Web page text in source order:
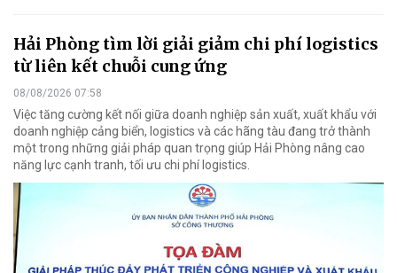
Hải Phòng tìm lời giải giảm chi phí logistics
từ liên kết chuỗi cung ứng
08/08/2026 07:58
Việc tăng cường kết nối giữa doanh nghiệp sản xuất, xuất khẩu với
doanh nghiệp cảng biển, logistics và các hãng tàu đang trở thành
một trong những giải pháp quan trọng giúp Hải Phòng nâng cao
năng lực cạnh tranh, tối ưu chi phí logistics.